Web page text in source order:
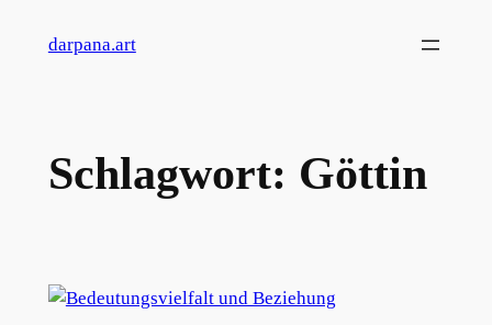
Inhaltdarpana.art
Schlagwort: Göttin